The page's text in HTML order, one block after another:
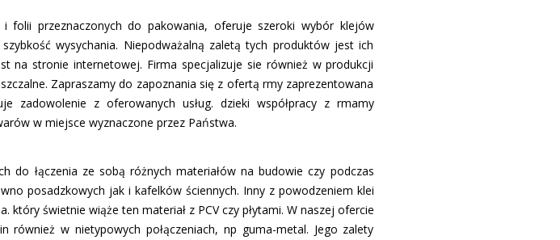
folii przeznaczonych do pakowania, oferuje szeroki wybór klejów
wysychania. Niepodważalną zaletą tych produktów jest ich
na stronie internetowej. Firma specjalizuje sie również w produkcji
Zapraszamy do zapoznania się z ofertą firmy zaprezentowana
z oferowanych usług. dzieki współpracy z firmamy
w miejsce wyznaczone przez Państwa.
do łączenia ze sobą różnych materiałów na budowie czy podczas
posadzkowych jak i kafelków ściennych. Inny z powodzeniem klei
który świetnie wiąże ten materiał z PCV czy płytami. W naszej ofercie
również w nietypowych połączeniach, np guma-metal. Jego zalety